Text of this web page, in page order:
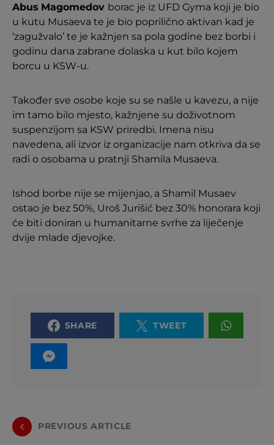
Abus Magomedov borac je iz UFD Gyma koji je bio
u kutu Musaeva te je bio poprilično aktivan kad je
‘zagužvalo’ te je kažnjen sa pola godine bez borbi i
godinu dana zabrane dolaska u kut bilo kojem
borcu u KSW-u.
Također sve osobe koje su se našle u kavezu, a nije
im tamo bilo mjesto, kažnjene su doživotnom
suspenzijom sa KSW priredbi. Imena nisu
navedena, ali izvor iz organizacije nam otkriva da se
radi o osobama u pratnji Shamila Musaeva.
Ishod borbe nije se mijenjao, a Shamil Musaev
ostao je bez 50%, Uroš Jurišić bez 30% honorara koji
će biti doniran u humanitarne svrhe za liječenje
dvije mlade djevojke.
SHARE TWEET
PREVIOUS ARTICLE